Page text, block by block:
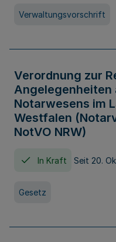
Verwaltungsvorschrift
Verordnung zur
Angelegenheiten
Notarwesens im
Westfalen
NotVO NRW)
In Kraft Seit 20.
Gesetz